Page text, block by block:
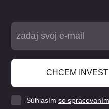
CHCEM
Súhlasím so